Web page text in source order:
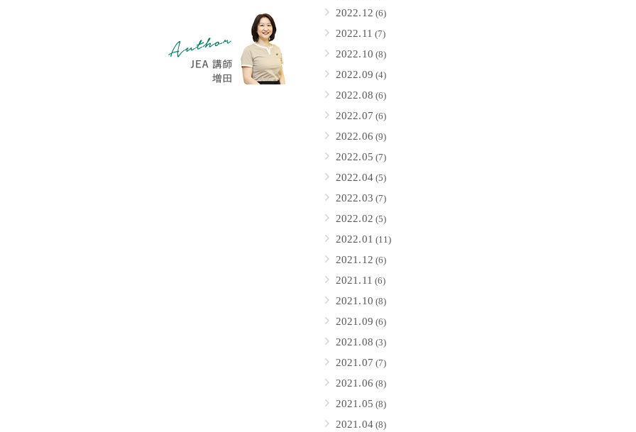
2022.12 (6)
2022.11 (7)
2022.10 (8)
2022.09 (4)
2022.08 (6)
2022.07 (6)
2022.06 (9)
2022.05 (7)
2022.04(5)
2022.03 (7)
2022.02 (5)
2022.01 (11)
2021.12 (6)
2021.11 (6)
2021.10 (8)
2021.09 (6)
2021.08 (3)
2021.07 (7)
2021.06 (8)
2021.05 (8)
2021.04(8)